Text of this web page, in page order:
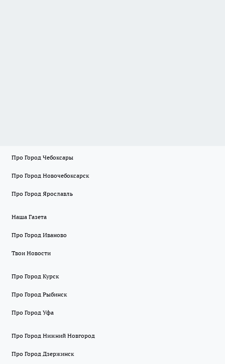
Про Город Чебоксары
Про Город Новочебоксарск
Про Город Ярославль
Наша Газета
Про Город Иваново
Твои Новости
Про Город Курск
Про Город Рыбинск
Про Город Уфа
Про Город Нижний Новгород
Про Город Дзержинск